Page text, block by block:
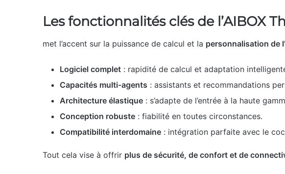
Les fonctionnalités clés de l’AIBOX
met l’accent sur la puissance de calcul et la personnalisation de
Logiciel complet : rapidité de calcul et adaptation
Capacités multi-agents : assistants et recommandations
Architecture élastique : s’adapte de l’entrée à la haute
Conception robuste : fiabilité en toutes circonstances.
Compatibilité interdomaine : intégration parfaite avec le
Tout cela vise à offrir plus de sécurité, de confort et de